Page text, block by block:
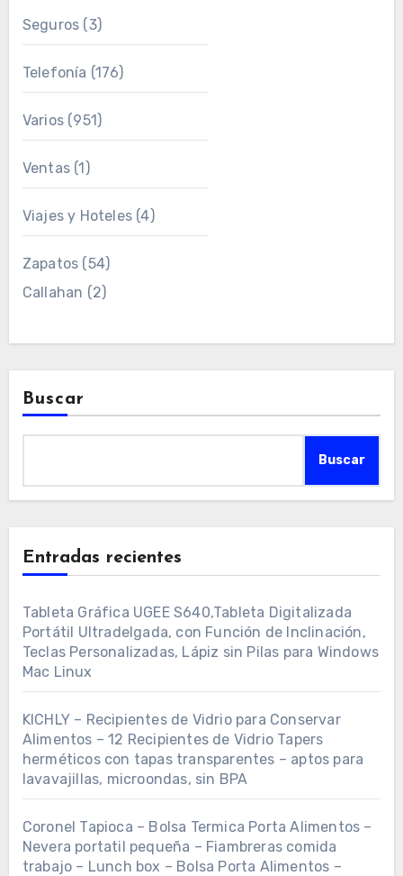
Seguros (3)
Telefonía (176)
Varios(951)
Ventas(1)
Viajes y Hoteles(4)
Zapatos (54)
Callahan (2)
Buscar
Buscar
Entradas recientes
Tableta Gráfica UGEE S640,Tableta Digitalizada
Portátil Ultradelgada, con Función de Inclinación,
Teclas Personalizadas, Lápiz sin Pilas para Windows
Mac Linux
KICHLY – Recipientes de Vidrio para Conservar
Alimentos – 12 Recipientes de Vidrio Tapers
herméticos con tapas transparentes – aptos para
lavavajillas, microondas, sin BPA
Coronel Tapioca – Bolsa Termica Porta Alimentos –
Nevera portatil pequeña – Fiambreras comida
trabajo – Lunch box – Bolsa Porta Alimentos –